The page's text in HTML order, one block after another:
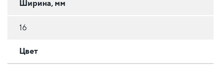
Ширина, мм
16
Цвет